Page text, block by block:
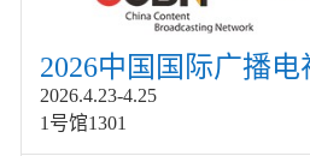
2026.4.23-4.25
1号馆1301